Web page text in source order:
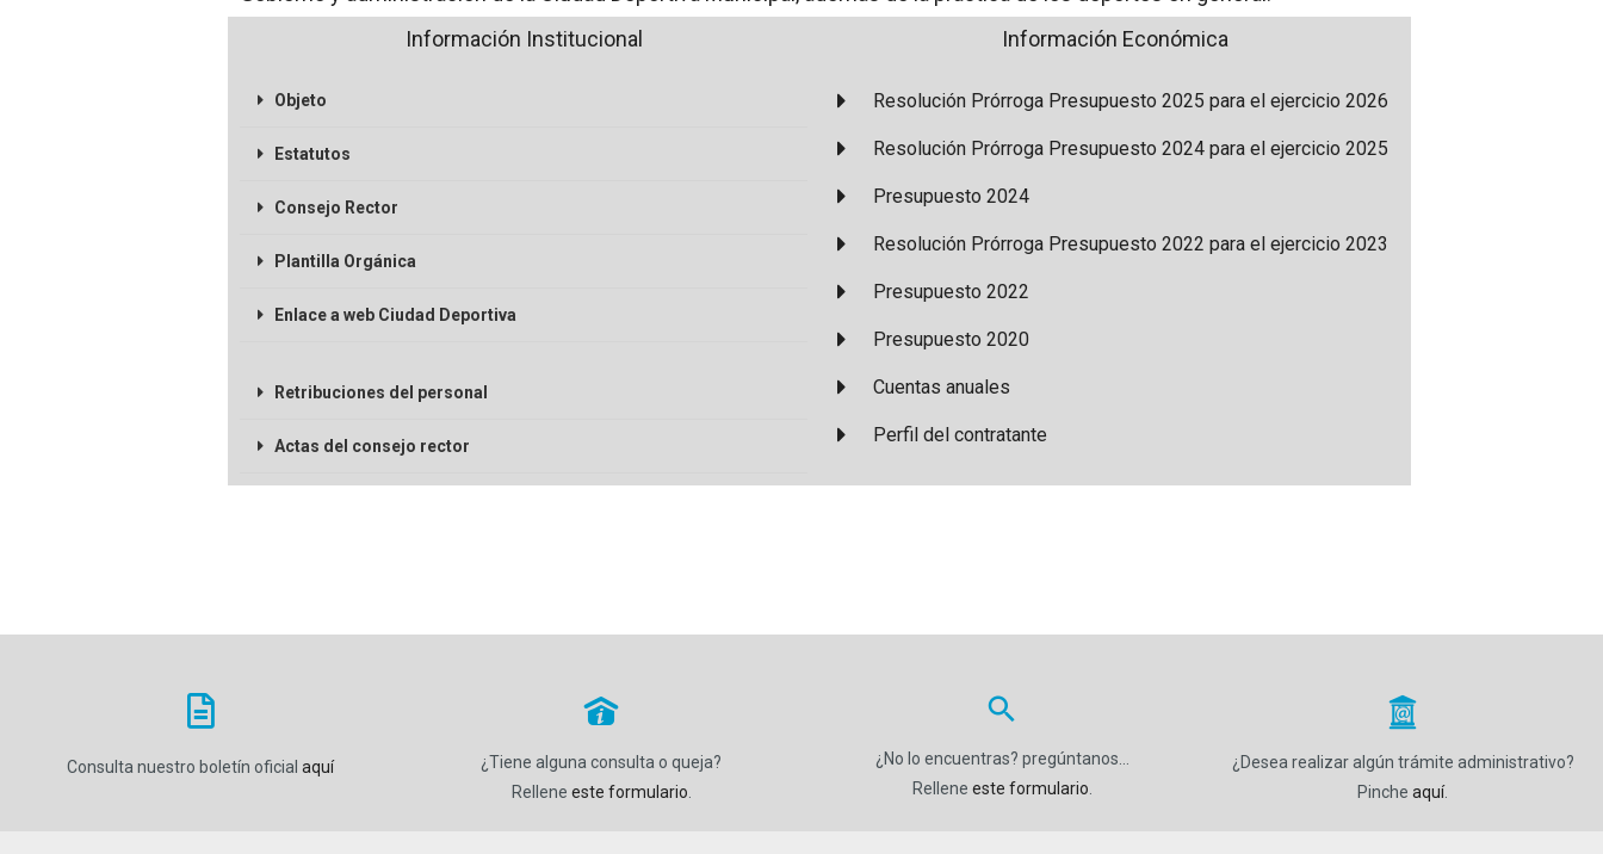
Información Institucional
Información Económica
Objeto
Estatutos
Consejo Rector
Plantilla Orgánica
Enlace a web Ciudad Deportiva
Retribuciones del personal
Actas del consejo rector
Resolución Prórroga Presupuesto 2025 para el ejercicio 2026
Resolución Prórroga Presupuesto 2024 para el ejercicio 2025
Presupuesto 2024
Resolución Prórroga Presupuesto 2022 para el ejercicio 2023
Presupuesto 2022
Presupuesto 2020
Cuentas anuales
Perfil del contratante
Consulta nuestro boletín oficial aquí
P
¿Tiene alguna consulta o queja?
Rellene este formulario
¿No lo encuentras? pregúntanos…
Rellene este formulario
_
¿Desea realizar algún trámite administrativo?
Pinche aquí.